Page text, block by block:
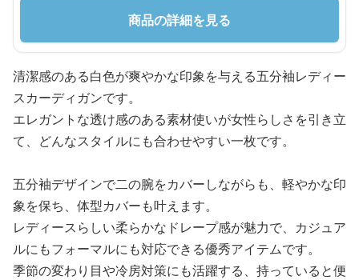
商品の詳細を見る
清潔感のある白色が爽やかな印象を与える五分袖レディー
スカーディガンです。
エレガントな透け感のある素材使いが女性らしさを引き立
て、どんなスタイルにも合わせやすい一枚です。
五分袖デザインで二の腕をカバーしながらも、軽やかな印
象を保ち、体型カバーも叶えます。
レディースらしい柔らかなドレープ感が魅力で、カジュア
ルにもフォーマルにも対応できる優秀アイテムです。
季節の変わり目や冷房対策にも活躍する、持っていると便